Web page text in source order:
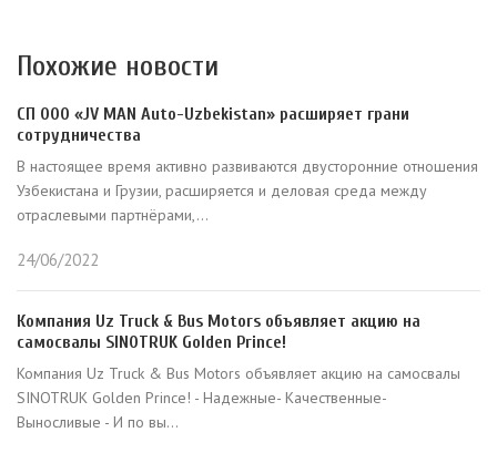
Похожие новости
СП ООО «JV MAN Auto-Uzbekistan» расширяет грани
сотрудничества
В настоящее время активно развиваются двусторонние отношения
Узбекистана и Грузии, расширяется и деловая среда между
отраслевыми партнёрами,...
24/06/2022
Компания Uz Truck & Bus Motors объявляет акцию на
самосвалы SINOTRUK Golden Prince!
Компания Uz Truck & Bus Motors объявляет акцию на самосвалы
SINOTRUK Golden Prince! - Надежные- Качественные-
Выносливые - И по вы...